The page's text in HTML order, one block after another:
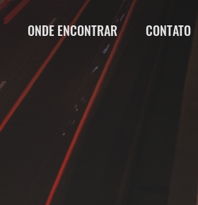
ONDE ENCONTRAR CONTATO